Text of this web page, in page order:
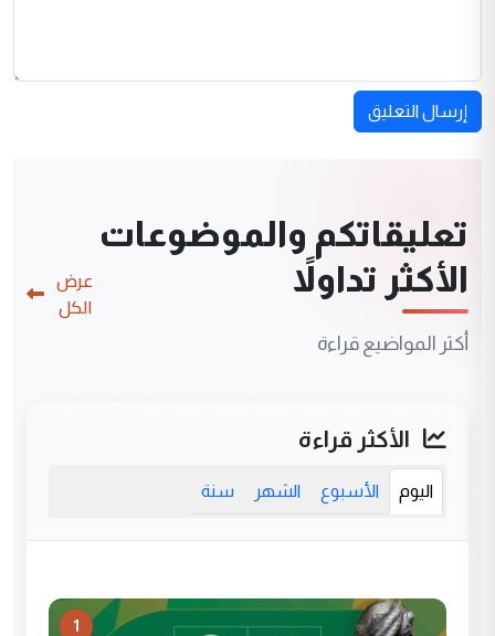
إرسال التعليق
تعليقاتكم والموضوعات
الأكثر تداولاً
أكثر المواضيع قراءة
عرض
الكل
الأكثر قراءة
اليوم الأسبوع الشهر سنة
1